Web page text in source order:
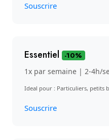
Souscrire
Essentiel
-10%
1x par semaine | 2-4h/
Ideal pour : Particuliers, petits
Souscrire